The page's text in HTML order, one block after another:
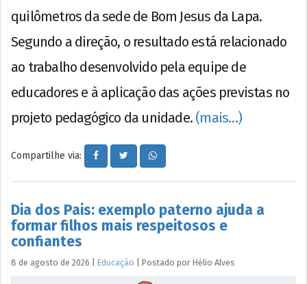
quilômetros da sede de Bom Jesus da Lapa.
Segundo a direção, o resultado está relacionado
ao trabalho desenvolvido pela equipe de
educadores e à aplicação das ações previstas no
projeto pedagógico da unidade. (mais…)
Compartilhe via:
Dia dos Pais: exemplo paterno ajuda a
formar filhos mais respeitosos e
confiantes
8 de agosto de 2026 Educação Postado por Hélio Alves